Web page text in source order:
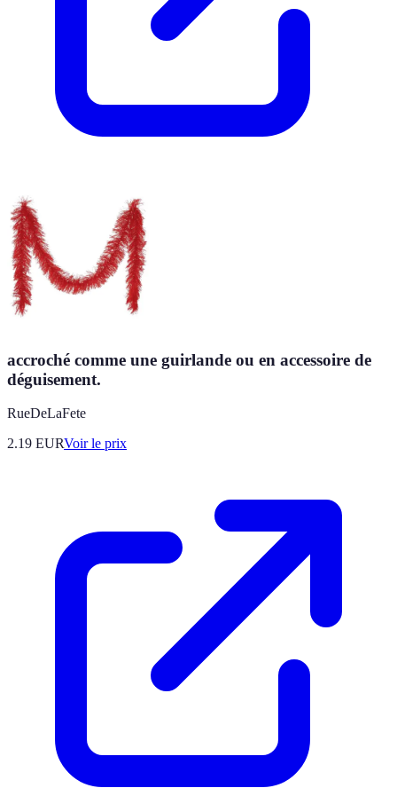
accroché comme une guirlande ou en accessoire de
déguisement.
RueDeLaFete
2.19 EURVoir le prix